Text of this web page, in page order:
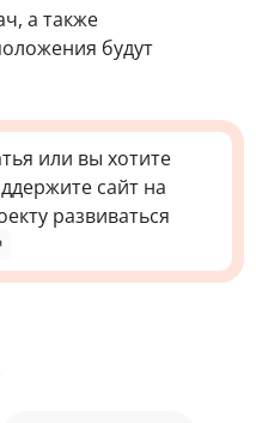
а также
будут
или вы хотите
сайт на
развиваться